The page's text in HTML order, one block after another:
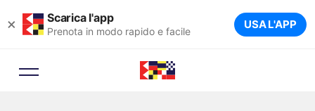
× Scarica l'app
Prenota in modo rapido e facile USA L'APP